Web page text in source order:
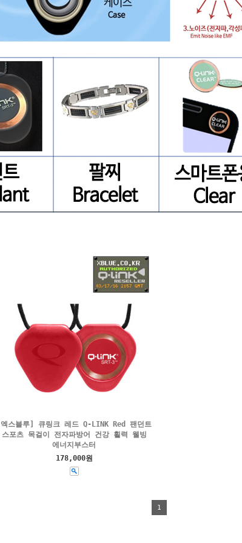
[엑스블루] 큐링크 레드 Q-LINK Red 팬던트
스포츠 목걸이 전자파방어 건강 횔력 웰빙
에너지부스터
178,000원
1